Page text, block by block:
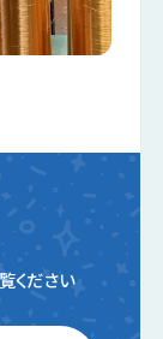
ください